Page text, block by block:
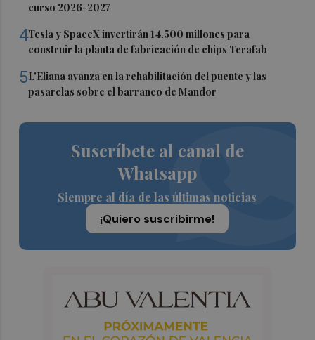
curso 2026-2027
4Tesla y SpaceX invertirán 14.500 millones para
construir la planta de fabricación de chips Terafab
5L'Eliana avanza en la rehabilitación del puente y las
pasarelas sobre el barranco de Mandor
Suscríbete al canal de
Whatsapp
Siempre al día de las últimas noticias
¡Quiero suscribirme!